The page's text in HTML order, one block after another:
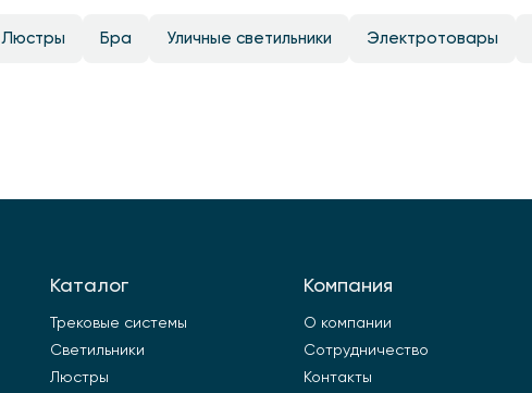
Люстры Бра Уличные светильники Электротовары
Каталог
Трековые системы
Светильники
Люстры
Компания
О компании
Сотрудничество
Контакты